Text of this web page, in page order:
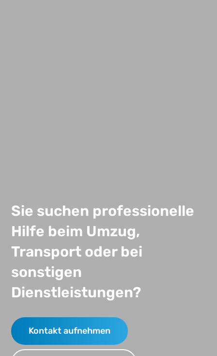
Sie suchen professionelle
Hilfe beim Umzug,
Transport oder bei
sonstigen
Dienstleistungen?
Kontakt aufnehmen